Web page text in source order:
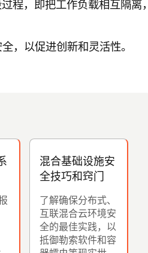
程，即把工作负载相互隔离，
，以促进创新和灵活性。
混合基础设施安
全技巧和窍门
了解确保分布式、
互联混合云环境安
全的最佳实践，以
抵御勒索软件和容